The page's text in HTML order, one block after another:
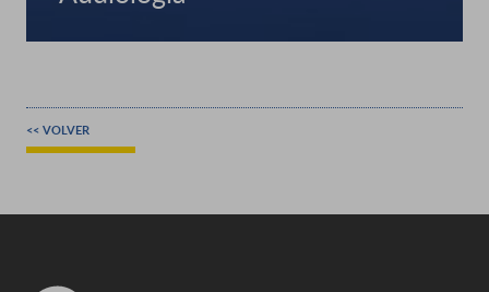
<< VOLVER